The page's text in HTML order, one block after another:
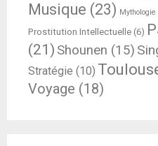
Musique (23) Mythologie
Prostitution Intellectuelle (6)
(21) Shounen (15)
Stratégie (10)
Voyage (18)